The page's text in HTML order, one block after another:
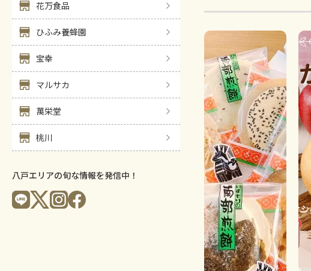
花万食品
ひふみ養蜂園
宝幸
マルサカ
萬栄堂
桃川
八戸エリアの旬な情報を発信中！